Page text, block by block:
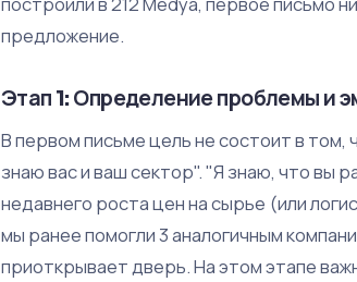
предложение.
Этап 1: Определение проблемы и
В первом письме цель не состоит в том,
знаю вас и ваш сектор". "Я знаю, что вы
недавнего роста цен на сырье (или
мы ранее помогли 3 аналогичным
приоткрывает дверь. На этом этапе